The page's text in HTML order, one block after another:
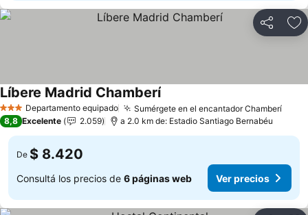
Compartir
3 EstrellasDepartamento equipado Sumérgete en el encantador Chamberí
Líbere Madrid Chamberí
8,8 Excelente 2.059 a 2.0 km de: Estadio Santiago Bernabéu
De $ 8.420
Consultá los precios de 6 páginas web Ver precios